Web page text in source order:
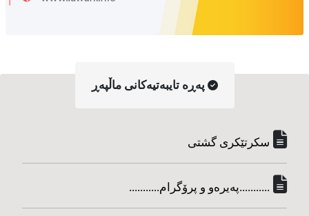
په‌ڕه‌ تایبه‌تیه‌کانی ماڵپه‌ڕ
سکرتێکری گشتی
...........په‌یره‌و و پرۆگرام...........